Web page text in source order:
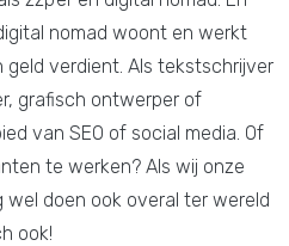
nomad woont en werkt
geld verdient. Als tekstschrijver
grafisch ontwerper of
van SEO of social media. Of
te werken? Als wij onze
doen ook overal ter wereld
ook!